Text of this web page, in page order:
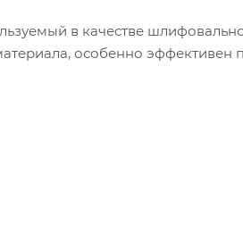
в качестве
особенно эффективен